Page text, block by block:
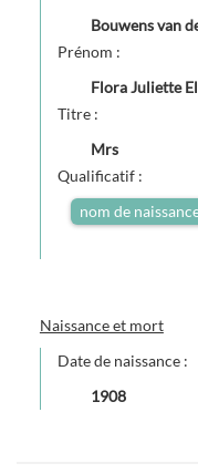
Bouwens van
Prénom :
Flora Juliette
Titre :
Mrs
Qualificatif :
nom de
Naissance et mort
Date de naissance :
1908